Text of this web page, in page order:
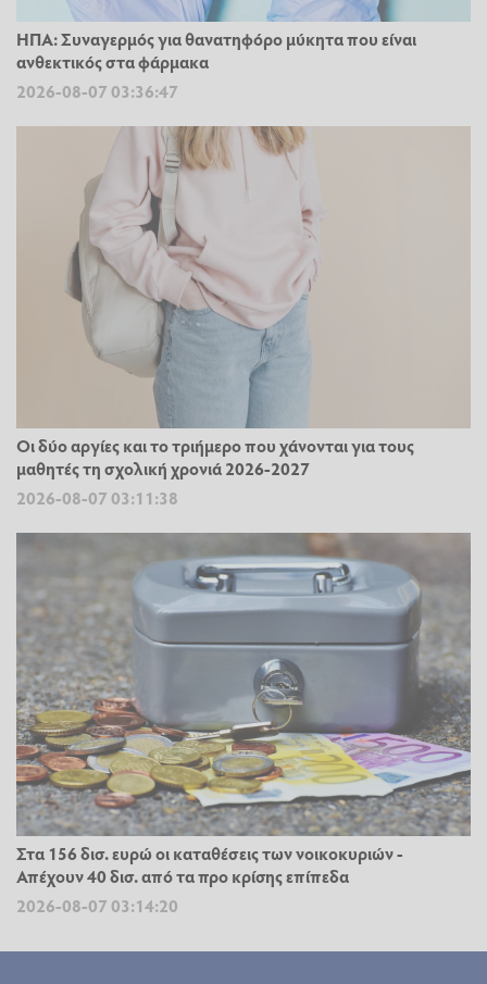
ΗΠΑ: Συναγερμός για θανατηφόρο μύκητα που είναι
ανθεκτικός στα φάρμακα
2026-08-07 03:36:47
Οι δύο αργίες και το τριήμερο που χάνονται για τους
μαθητές τη σχολική χρονιά 2026-2027
2026-08-07 03:11:38
Στα 156 δισ. ευρώ οι καταθέσεις των νοικοκυριών -
Απέχουν 40 δισ. από τα προ κρίσης επίπεδα
2026-08-07 03:14:20